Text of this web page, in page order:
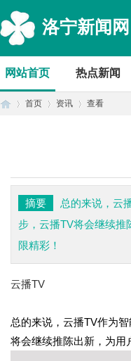
洛宁新闻网
网站首页 热点新闻
首页 资讯 查看
摘要
总的来说，云
步，云播TV将会继续
限精彩！
云播TV
总的来说，云播TV作为
将会继续推陈出新，为用